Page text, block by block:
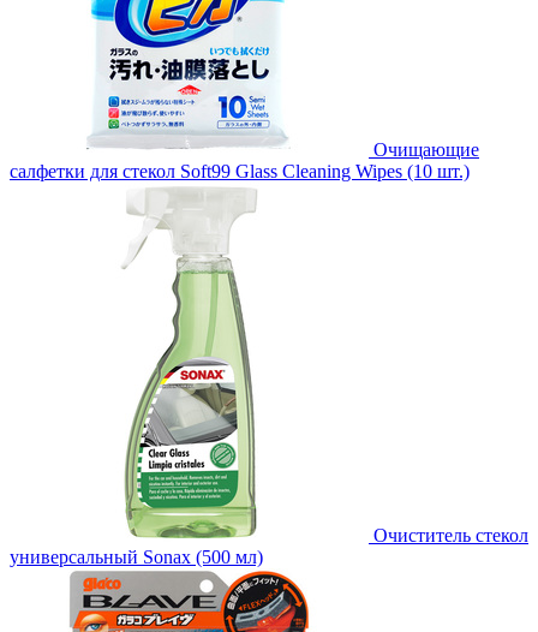
Очищающие
салфетки для стекол Soft99 Glass Cleaning Wipes (10 шт.)
Очиститель стекол
универсальный Sonax (500 мл)